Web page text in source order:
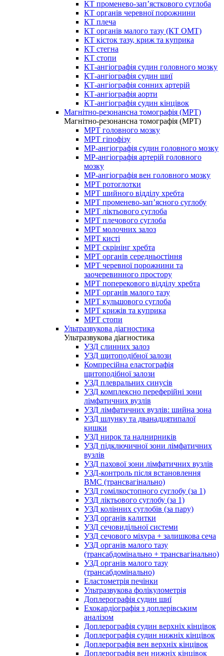
КТ променево-зап’ясткового суглоба
КТ органів черевної порожнини
КТ плеча
КТ органів малого тазу (КТ ОМТ)
КТ кісток тазу, криж та куприка
КТ стегна
КТ стопи
КТ-ангіографія судин головного мозку
КТ-ангіографія судин шиї
КТ-ангіографія сонних артерій
КТ-ангіографія аорти
КТ-ангіографія судин кінцівок
Магнітно-резонансна томографія (МРТ)
Магнітно-резонансна томографія (МРТ)
МРТ головного мозку
МРТ гіпофізу
МР-ангіографія судин головного мозку
МР-ангіографія артерій головного
мозку
МР-ангіографія вен головного мозку
МРТ ротоглотки
МРТ шийного відділу хребта
МРТ променево-зап’ясного суглобу
МРТ ліктьового суглоба
МРТ плечового суглоба
МРТ молочних залоз
МРТ кисті
МРТ скрінінг хребта
МРТ органів середньостіння
МРТ черевної порожнини та
заочеревинного простору
МРТ поперекового відділу хребта
МРТ органів малого тазу
МРТ кульшового суглоба
МРТ крижів та куприка
МРТ стопи
Ультразвукова діагностика
Ультразвукова діагностика
УЗД слинних залоз
УЗД щитоподібної залози
Компресійна еластографія
щитоподібної залози
УЗД плевральних синусів
УЗД комплексно переферійні зони
лімфатичних вузлів
УЗД лімфатичних вузлів: шийна зона
УЗД шлунку та дванадцятипалої
кишки
УЗД нирок та наднирників
УЗД підключичної зони лімфатичних
вузлів
УЗД пахової зони лімфатичних вузлів
УЗД-контроль після встановлення
ВМС (трансвагінально)
УЗД гомілкостопного суглобу (за 1)
УЗД ліктьового суглобу (за 1)
УЗД колінних суглобів (за пару)
УЗД органів калитки
УЗД сечовидільної системи
УЗД сечового міхура + залишкова сеча
УЗД органів малого тазу
(трансабдомінально + трансвагінально)
УЗД органів малого тазу
(трансабдомінально)
Еластометрія печінки
Ультразвукова фолікулометрія
Доплерографія судин шиї
Ехокардіографія з доплерівським
аналізом
Доплерографія судин верхніх кінцівок
Доплерографія судин нижніх кінцівок
Доплерографія вен верхніх кінцівок
Доплерографія вен нижніх кінцівок